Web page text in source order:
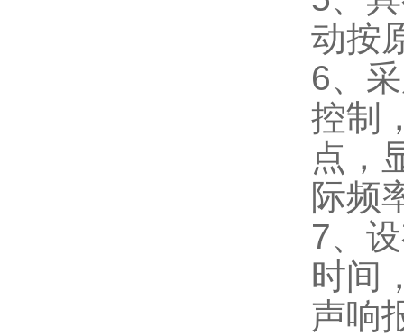
动按
6、
控制
点，
际频
7、
时间
声响